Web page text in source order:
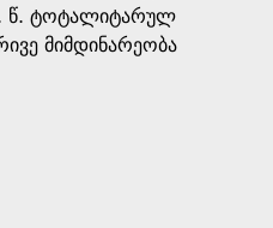
წ. ტოტალიტარულ
მიმდინარეობა